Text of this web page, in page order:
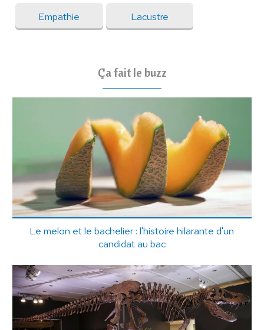
Empathie Lacustre
Ça fait le buzz
Le melon et le bachelier : l'histoire hilarante d'un
candidat au bac